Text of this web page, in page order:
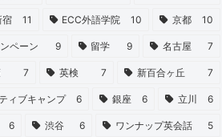
宿 11 ECC外語学院 10 京都 10
ペーン 9 留学 9 名古屋 7
7 英検 7 新百合ヶ丘 7
ィブキャンプ 6 銀座 6 立川 6
6 渋谷 6 ワンナップ英会話 5